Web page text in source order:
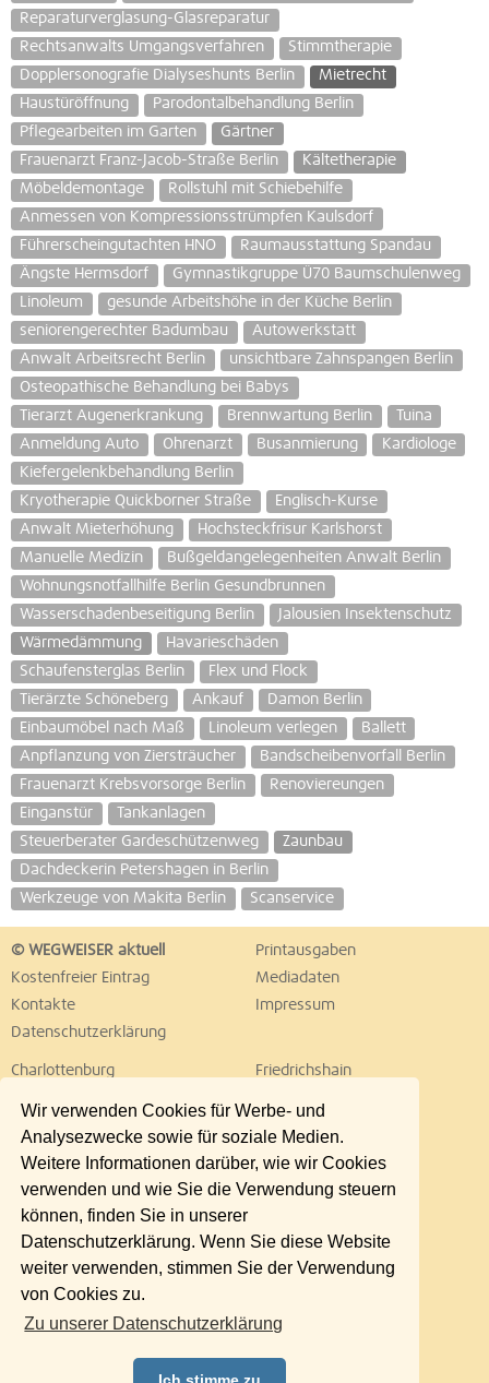
Wir verwenden Cookies für Werbe- und
Analysezwecke sowie für soziale Medien.
Weitere Informationen darüber, wie wir Cookies
verwenden und wie Sie die Verwendung steuern
können, finden Sie in unserer
Datenschutzerklärung. Wenn Sie diese Website
weiter verwenden, stimmen Sie der Verwendung
von Cookies zu.
Zu unserer Datenschutzerklärung
Reparaturverglasung-Glasreparatur
Rechtsanwalts Umgangsverfahren
Stimmtherapie
Dopplersonografie Dialyseshunts Berlin
Mietrecht
Haustüröffnung
Parodontalbehandlung Berlin
Pflegearbeiten im Garten
Gärtner
Frauenarzt Franz-Jacob-Straße Berlin
Kältetherapie
Möbeldemontage
Rollstuhl mit Schiebehilfe
Anmessen von Kompressionsstrümpfen Kaulsdorf
Führerscheingutachten HNO
Raumausstattung Spandau
Ängste Hermsdorf
Gymnastikgruppe Ü70 Baumschulenweg
Linoleum
gesunde Arbeitshöhe in der Küche Berlin
seniorengerechter Badumbau
Autowerkstatt
Anwalt Arbeitsrecht Berlin
unsichtbare Zahnspangen Berlin
Osteopathische Behandlung bei Babys
Tierarzt Augenerkrankung
Brennwartung Berlin
Tuina
Anmeldung Auto
Ohrenarzt Busanmierung
Kardiologe
Kiefergelenkbehandlung Berlin
Kryotherapie Quickborner Straße
Englisch-Kurse
Anwalt Mieterhöhung
Hochsteckfrisur Karlshorst
Manuelle Medizin
Bußgeldangelegenheiten Anwalt Berlin
Wohnungsnotfallhilfe Berlin Gesundbrunnen
Wasserschadenbeseitigung Berlin
Jalousien Insektenschutz
Wärmedämmung
Havarieschäden
Schaufensterglas Berlin
Flex und Flock
Tierärzte Schöneberg
Ankauf
Damon Berlin
Einbaumöbel nach Maß
Linoleum verlegen
Ballett
Anpflanzung von Ziersträucher
Bandscheibenvorfall Berlin
Frauenarzt Krebsvorsorge Berlin
Renoviereungen
Einganstür
Tankanlagen
Steuerberater Gardeschützenweg
Zaunbau
Dachdeckerin Petershagen in Berlin
Werkzeuge von Makita Berlin
Scanservice
© WEGWEISER aktuell
Printausgaben
Kostenfreier Eintrag
Mediadaten
Kontakte
Impressum
Datenschutzerklärung
Charlottenburg
Friedrichshain
Lichtenberg
Marzahn
Neukölln
Pankow
Reinickendorf
Schöneberg
Spandau
Steglitz
Tempelhof
Treptow
Umland Ost